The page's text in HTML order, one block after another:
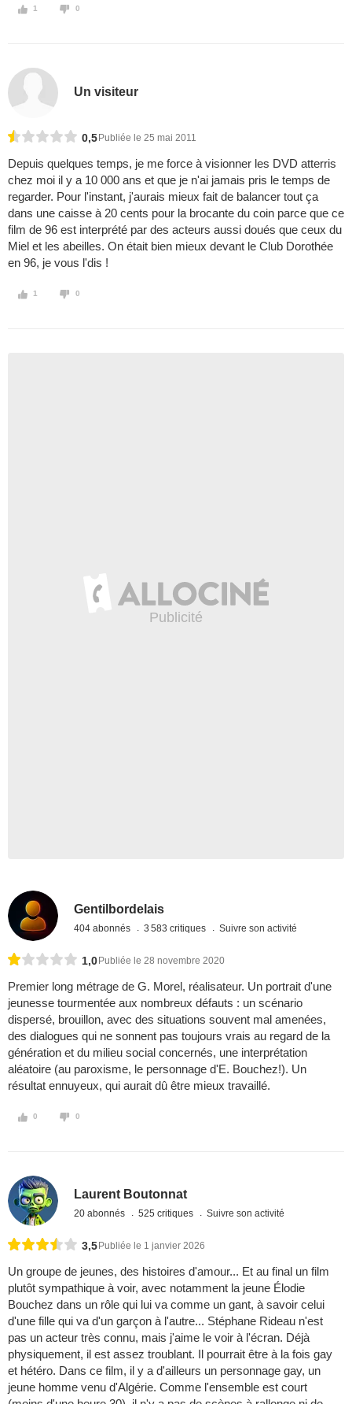
1 0
Un visiteur
0,5 Publiée le 25 mai 2011
Depuis quelques temps, je me force à visionner les DVD atterris
chez moi il y a 10 000 ans et que je n'ai jamais pris le temps de
regarder. Pour l'instant, j'aurais mieux fait de balancer tout ça
dans une caisse à 20 cents pour la brocante du coin parce que ce
film de 96 est interprété par des acteurs aussi doués que ceux du
Miel et les abeilles. On était bien mieux devant le Club Dorothée
en 96, je vous l'dis !
1 0
Gentilbordelais
404 abonnés 3 583 critiques Suivre son activité
1,0 Publiée le 28 novembre 2020
Premier long métrage de G. Morel, réalisateur. Un portrait d'une
jeunesse tourmentée aux nombreux défauts : un scénario
dispersé, brouillon, avec des situations souvent mal amenées,
des dialogues qui ne sonnent pas toujours vrais au regard de la
génération et du milieu social concernés, une interprétation
aléatoire (au paroxisme, le personnage d'E. Bouchez!). Un
résultat ennuyeux, qui aurait dû être mieux travaillé.
0 0
Laurent Boutonnat
20 abonnés 525 critiques Suivre son activité
3,5 Publiée le 1 janvier 2026
Un groupe de jeunes, des histoires d'amour... Et au final un film
plutôt sympathique à voir, avec notamment la jeune Élodie
Bouchez dans un rôle qui lui va comme un gant, à savoir celui
d'une fille qui va d'un garçon à l'autre... Stéphane Rideau n'est
pas un acteur très connu, mais j'aime le voir à l'écran. Déjà
physiquement, il est assez troublant. Il pourrait être à la fois gay
et hétéro. Dans ce film, il y a d'ailleurs un personnage gay, un
jeune homme venu d'Algérie. Comme l'ensemble est court